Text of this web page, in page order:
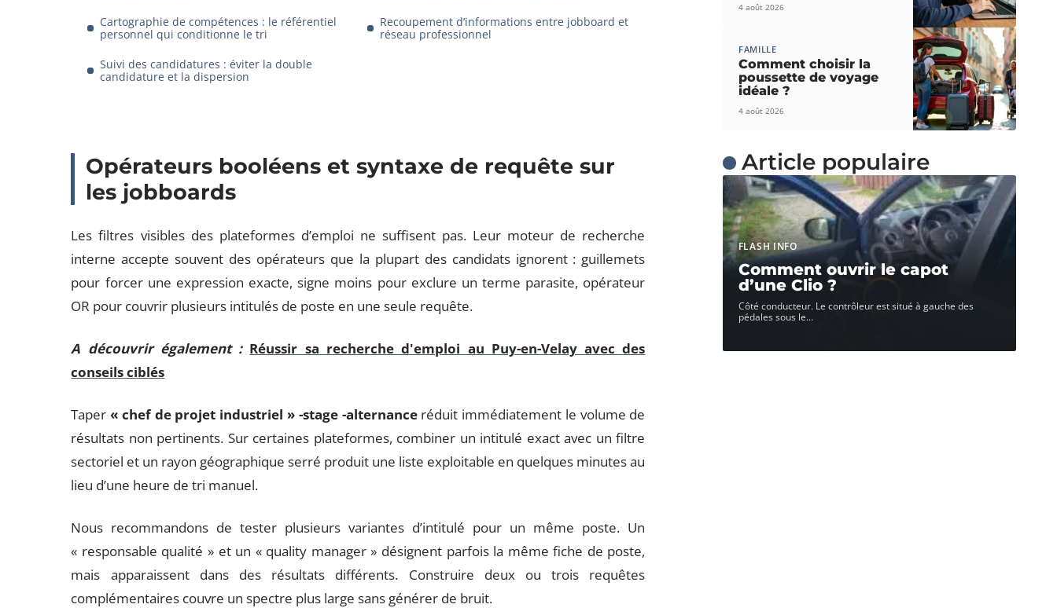
Cartographie de compétences : le référentiel
personnel qui conditionne le tri
Recoupement d’informations entre jobboard et
réseau professionnel
Suivi des candidatures : éviter la double
candidature et la dispersion
Opérateurs booléens et syntaxe de requête sur
les jobboards
Les filtres visibles des plateformes d’emploi ne suffisent pas. Leur moteur de recherche
interne accepte souvent des opérateurs que la plupart des candidats ignorent : guillemets
pour forcer une expression exacte, signe moins pour exclure un terme parasite, opérateur
OR pour couvrir plusieurs intitulés de poste en une seule requête.
A découvrir également : Réussir sa recherche d'emploi au Puy-en-Velay avec des
conseils ciblés
Taper « chef de projet industriel » -stage -alternanceréduit immédiatement le volume de
résultats non pertinents. Sur certaines plateformes, combiner un intitulé exact avec un filtre
sectoriel et un rayon géographique serré produit une liste exploitable en quelques minutes au
lieu d’une heure de tri manuel.
Nous recommandons de tester plusieurs variantes d’intitulé pour un même poste. Un
« responsable qualité » et un « quality manager » désignent parfois la même fiche de poste,
mais apparaissent dans des résultats différents. Construire deux ou trois requêtes
complémentaires couvre un spectre plus large sans générer de bruit.
4 août 2026
FAMILLE
Comment choisir la
poussette de voyage
idéale ?
4 août 2026
Article populaire
FLASH INFO
Comment ouvrir le capot
d’une Clio ?
Côté conducteur. Le contrôleur est situé à gauche des
pédales sous le…